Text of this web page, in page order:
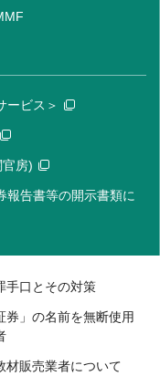
ービス＞
房)
報告書等の開示書類に
手口とその対策
券」の名前を無断使用
材販売業者について